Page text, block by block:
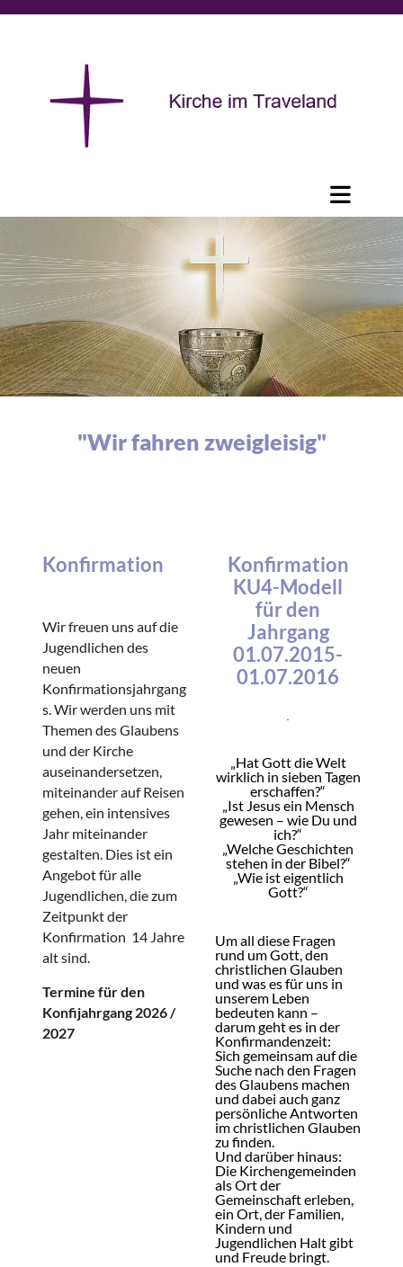
"Wir fahren zweigleisig"
Konfirmation
Wir freuen uns auf die
Jugendlichen des
neuen
Konfirmationsjahrgang
s. Wir werden uns mit
Themen des Glaubens
und der Kirche
auseinandersetzen,
miteinander auf Reisen
gehen, ein intensives
Jahr miteinander
gestalten. Dies ist ein
Angebot für alle
Jugendlichen, die zum
Zeitpunkt der
Konfirmation 14 Jahre
alt sind.
Termine für den
Konfijahrgang 2026 /
2027
Konfirmation
KU4-Modell
für den
Jahrgang
01.07.2015-
01.07.2016
„Hat Gott die Welt
wirklich in sieben Tagen
erschaffen?“
„Ist Jesus ein Mensch
gewesen – wie Du und
ich?“
„Welche Geschichten
stehen in der Bibel?“
„Wie ist eigentlich
Gott?“
Um all diese Fragen
rund um Gott, den
christlichen Glauben
und was es für uns in
unserem Leben
bedeuten kann –
darum geht es in der
Konfirmandenzeit:
Sich gemeinsam auf die
Suche nach den Fragen
des Glaubens machen
und dabei auch ganz
persönliche Antworten
im christlichen Glauben
zu finden.
Und darüber hinaus:
Die Kirchengemeinden
als Ort der
Gemeinschaft erleben,
ein Ort, der Familien,
Kindern und
Jugendlichen Halt gibt
und Freude bringt.